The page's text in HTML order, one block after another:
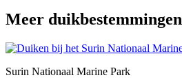
Meer duikbestemmingen
Surin Nationaal Marine Park